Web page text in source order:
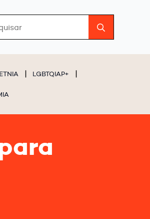
LGBTQIAP+